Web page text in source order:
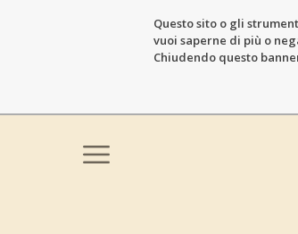
Questo sito o gli
vuoi saperne di più o
Chiudendo questo